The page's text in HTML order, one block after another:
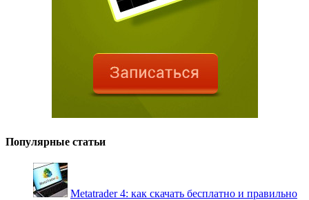
Популярные статьи
Metatrader 4: как скачать бесплатно и правильно